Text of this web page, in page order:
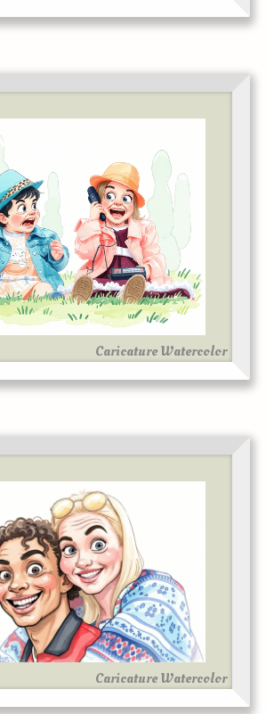
Caricature Watercolor
Caricature Watercolor